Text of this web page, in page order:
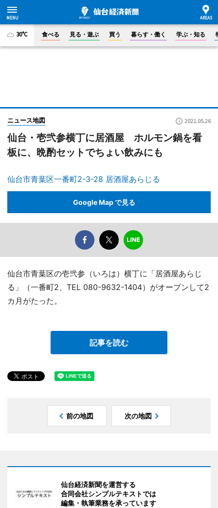
30°C 食べる 見る・遊ぶ 買う 暮らす・働く 学ぶ・知る
ニュース地図 2021.05.26
仙台・壱弐参横丁に居酒屋 ホルモン鍋を看
板に、晩酌セットでちょい飲みにも
仙台市青葉区一番町2-3-28 居酒屋あらじる
Google Map で見る
仙台市青葉区の壱弐参（いろは）横丁に「居酒屋あらじ
る」（一番町2、TEL 080-9632-1404）がオープンして2
カ月がたった。
記事を読む
前の地図 次の地図
仙台経済新聞を運営する
合同会社シンプルテキストでは
編集・執筆業務を承っています